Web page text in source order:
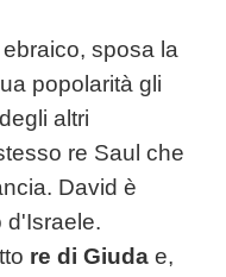
sposa la
popolarità gli
altri
re Saul che
David è
d'Israele.
re di Giuda e,